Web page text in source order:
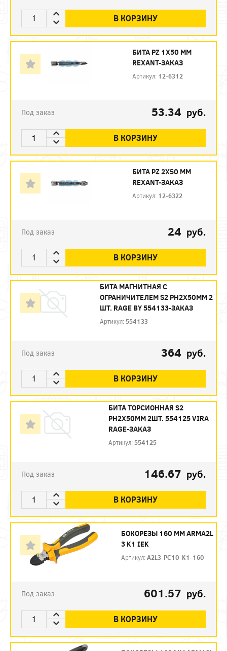
В КОРЗИНУ
БИТА PZ 1X50 ММ
REXANT-ЗАКАЗ
Артикул: 12-6312
Под заказ 53.34 руб.
В КОРЗИНУ
БИТА PZ 2X50 ММ
REXANT-ЗАКАЗ
Артикул: 12-6322
Под заказ 24 руб.
В КОРЗИНУ
БИТА МАГНИТНАЯ С
ОГРАНИЧИТЕЛЕМ S2 PH2X50ММ 2
ШТ. RAGE BY 554133-ЗАКАЗ
Артикул: 554133
Под заказ 364 руб.
В КОРЗИНУ
БИТА ТОРСИОННАЯ S2
PH2X50ММ 2ШТ. 554125 VIRA
RAGE-ЗАКАЗ
Артикул: 554125
Под заказ 146.67 руб.
В КОРЗИНУ
БОКОРЕЗЫ 160 ММ ARMA2L
3 K1 IEK
Артикул:A2L3-PC10-K1-160
Под заказ 601.57 руб.
В КОРЗИНУ